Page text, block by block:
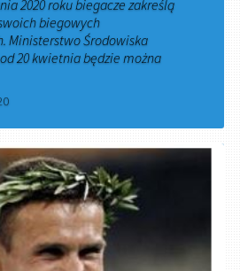
2020 roku biegacze zakreślą
biegowych
Ministerstwo Środowiska
20 kwietnia będzie można